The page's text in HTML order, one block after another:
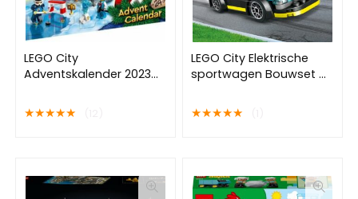
LEGO City
Adventskalender 2023
60381
★★★★★
LEGO City Elektrische
sportwagen Bouwset –
★★★★★